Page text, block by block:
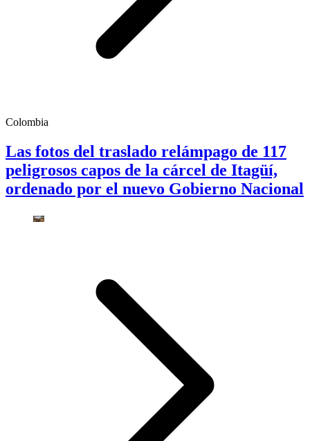
Colombia
Las fotos del traslado relámpago de 117
peligrosos capos de la cárcel de Itagüí,
ordenado por el nuevo Gobierno Nacional